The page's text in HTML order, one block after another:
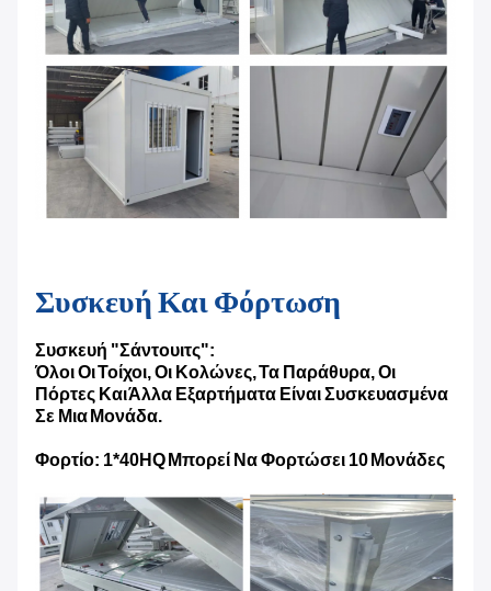
Συσκευή Και Φόρτωση
Συσκευή "σάντουιτς":
Όλοι Οι Τοίχοι, Οι Κολώνες, Τα Παράθυρα, Οι
Πόρτες Και Άλλα Εξαρτήματα Είναι Συσκευασμένα
Σε Μια Μονάδα.
Φορτίο: 1*40HQ Μπορεί Να Φορτώσει 10 Μονάδες